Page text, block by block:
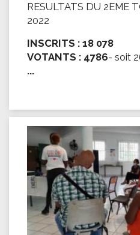
RESULTATS DU 2EME
2022
INSCRITS : 18 078
VOTANTS : 4786- soit
...